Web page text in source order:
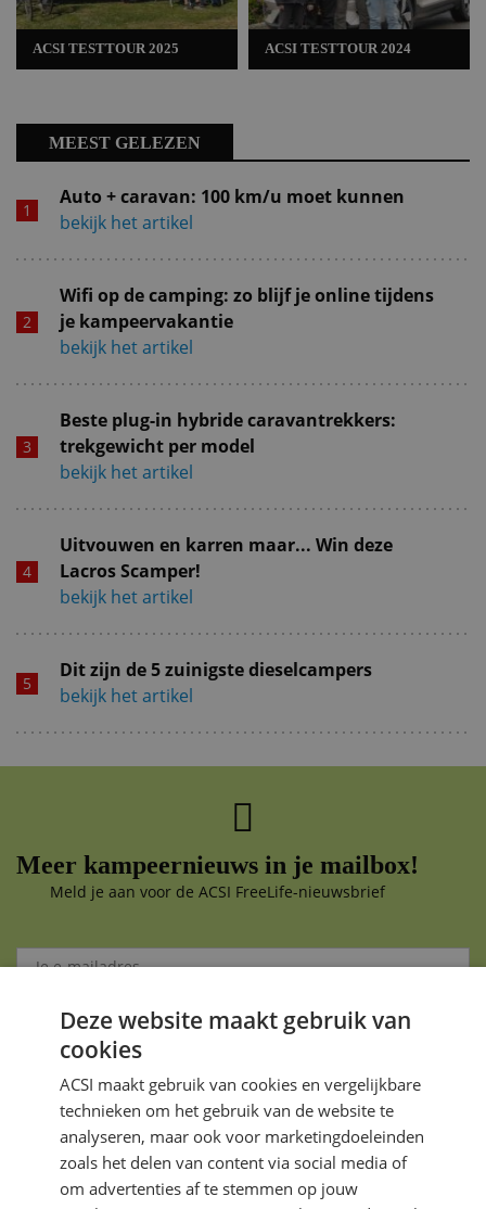
ACSI TESTTOUR 2025 ACSI TESTTOUR 2024
MEEST GELEZEN
Auto + caravan: 100 km/u moet kunnen
bekijk het artikel
Wifi op de camping: zo blijf je online tijdens
je kampeervakantie
bekijk het artikel
Beste plug-in hybride caravantrekkers:
trekgewicht per model
bekijk het artikel
Uitvouwen en karren maar... Win deze
Lacros Scamper!
bekijk het artikel
Dit zijn de 5 zuinigste dieselcampers
bekijk het artikel
Meer kampeernieuws in je mailbox!
Meld je aan voor de ACSI FreeLife-nieuwsbrief
Aanmelden
Je gegevens zijn veilig en worden niet gedeeld met anderen
Deze website maakt gebruik van
cookies
ACSI maakt gebruik van cookies en vergelijkbare
technieken om het gebruik van de website te
analyseren, maar ook voor marketingdoeleinden
zoals het delen van content via social media of
om advertenties af te stemmen op jouw